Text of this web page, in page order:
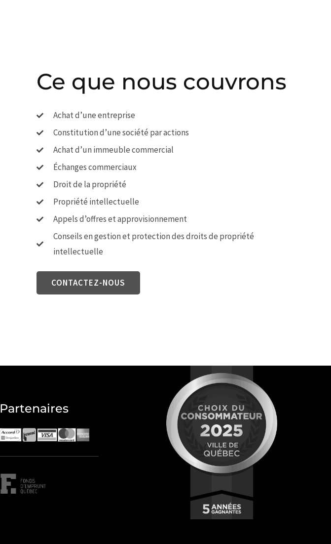
Ce que nous couvrons
Achat d’une entreprise
Constitution d’une société par actions
Achat d’un immeuble commercial
Échanges commerciaux
Droit de la propriété
Propriété intellectuelle
Appels d’offres et approvisionnement
Conseils en gestion et protection des droits de propriété
intellectuelle
CONTACTEZ-NOUS
Partenaires